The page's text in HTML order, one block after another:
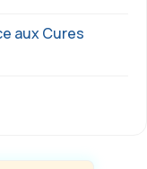
aux Cures